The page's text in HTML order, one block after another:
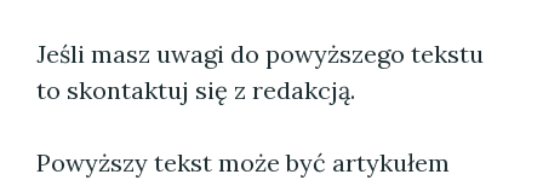
Jeśli masz uwagi do powyższego tekstu
to skontaktuj się z redakcją.
Powyższy tekst może być artykułem